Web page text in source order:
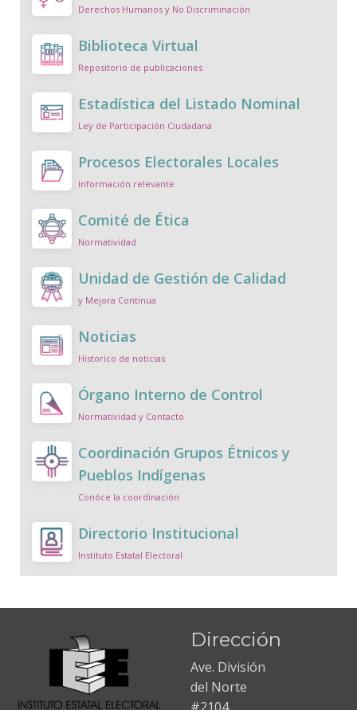
Derechos Humanos y No Discriminación
Biblioteca Virtual
Repositorio de publicaciones
Estadística del Listado Nominal
Ley de Participación Ciudadana
Procesos Electorales Locales
Información relevante
Comité de Ética
Normatividad
Unidad de Gestión de Calidad
y Mejora Continua
Noticias
Historico de noticias
Órgano Interno de Control
Normatividad y Contacto
Coordinación Grupos Étnicos y
Pueblos Indígenas
Conóce la coordinación
Directorio Institucional
Instituto Estatal Electoral
Dirección
Ave. División
del Norte